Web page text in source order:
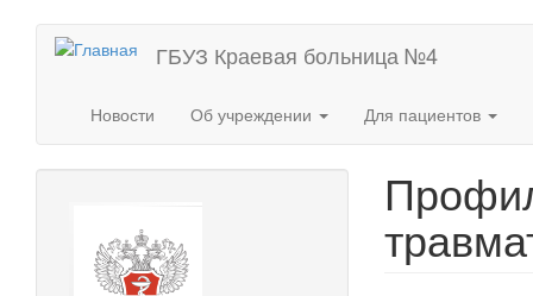
Перейти
содержанию
ГБУЗ Краевая больница №4
Новости Об учреждении Для пациентов